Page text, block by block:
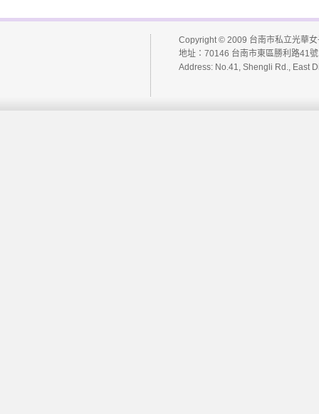
Copyright © 2009 台南市私立光華
地址：70146 台南市東區勝利路41
Address: No.41, Shengli Rd., East